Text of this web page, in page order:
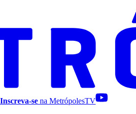
Inscreva-se na MetrópolesTV